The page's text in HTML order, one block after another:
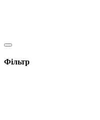
Фільтр